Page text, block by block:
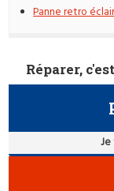
Panne retro
Réparer,